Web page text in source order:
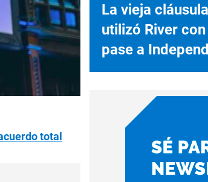
total
La vieja
utilizó River
pase a